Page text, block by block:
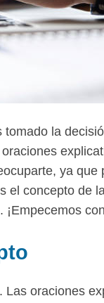
la
ya que
el concepto de
oraciones